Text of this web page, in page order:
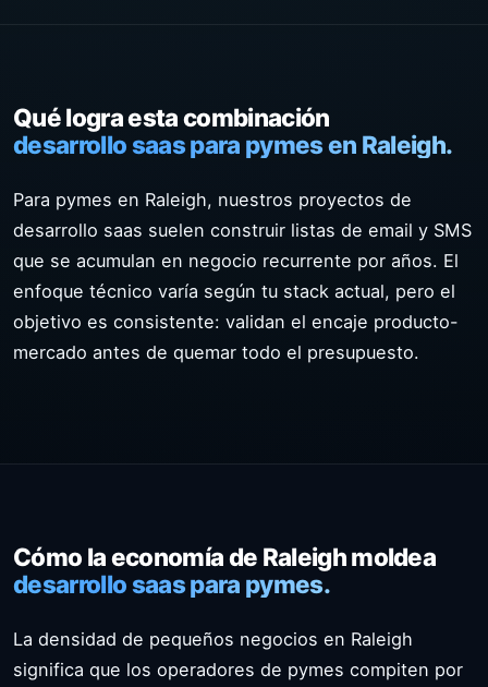
Qué logra esta combinación
desarrollo saas para pymes en Raleigh.
Para pymes en Raleigh, nuestros proyectos de
desarrollo saas suelen construir listas de email y SMS
que se acumulan en negocio recurrente por años. El
enfoque técnico varía según tu stack actual, pero el
objetivo es consistente: validan el encaje producto-
mercado antes de quemar todo el presupuesto.
Cómo la economía de Raleigh moldea
desarrollo saas para pymes.
La densidad de pequeños negocios en Raleigh
significa que los operadores de pymes compiten por